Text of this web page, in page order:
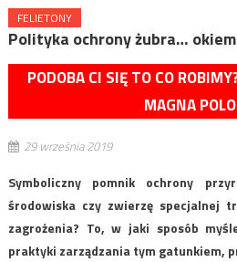
FELIETONY
Polityka ochrony żubra…
PODOBA CI SIĘ TO CO
MAGNA
29 września 2019
Symboliczny pomnik ochrony
środowiska czy zwierzę specjalnej
zagrożenia? To, w jaki sposób
praktyki zarządzania tym gatunkiem,